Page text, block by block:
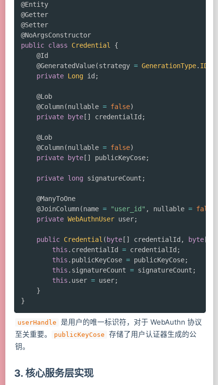
@Entity
@Getter
@Setter
@NoArgsConstructor
public class Credential
{
@Id
@GeneratedValue(strategy = GenerationType.
private Long id ;
@Lob
@Column(nullable = false)
private
byte[ ] credentialId ;
@Lob
@Column(nullable = false)
private
byte[ ] publicKeyCose;
private long signatureCount ;
@ManyToOne
@JoinColumn(name = "user_id" , nullable = false
private WebAuthnUser user;
public Credential ( byte[ ] credentialId , byte[
this . credentialId = credentialId ;
this . publicKeyCose = publicKeyCose;
this . signatureCount = signatureCount ;
this . user = user;
}
}
userHandle
是用户的唯一标识符，对于 WebAuthn 协议
至关重要。
publicKeyCose
存储了用户认证器生成的公
钥。
3. 核心服务层实现